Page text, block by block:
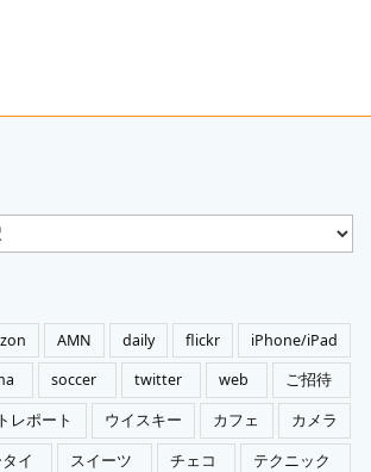
AMN daily flickr
iPhone/iPad
soccer twitter web
ご招待
レポート ウイスキー カフェ
カメラ
イ スイーツ チェコ
テクニック